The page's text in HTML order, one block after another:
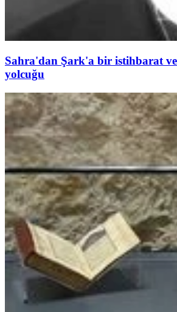
Sahra'dan Şark'a bir istihbarat
yolcuğu